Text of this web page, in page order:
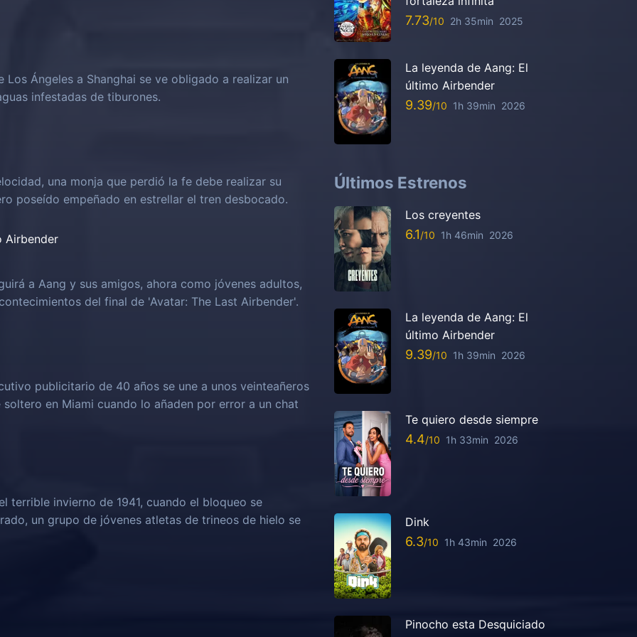
Ángeles a Shanghai se ve obligado a realizar un
infestadas de tiburones.
una monja que perdió la fe debe realizar su
poseído empeñado en estrellar el tren desbocado.
Airbender
a Aang y sus amigos, ahora como jóvenes adultos,
del final de 'Avatar: The Last Airbender'.
publicitario de 40 años se une a unos veinteañeros
en Miami cuando lo añaden por error a un chat
terrible invierno de 1941, cuando el bloqueo se
un grupo de jóvenes atletas de trineos de hielo se
7.73 2h 35min 2025
La leyenda de Aang: El
último Airbender
9.39 1h 39min 2026
Últimos Estrenos
Los creyentes
6.1 1h 46min 2026
La leyenda de Aang: El
último Airbender
9.39 1h 39min 2026
Te quiero desde siempre
4.4 1h 33min 2026
Dink
6.3 1h 43min 2026
Pinocho esta Desquiciado